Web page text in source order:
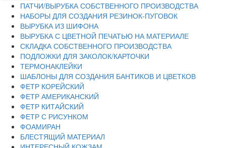
ПАТЧИ/ВЫРУБКА СОБСТВЕННОГО ПРОИЗВОДСТВА
НАБОРЫ ДЛЯ СОЗДАНИЯ РЕЗИНОК-ПУГОВОК
ВЫРУБКА ИЗ ШИФОНА
ВЫРУБКА С ЦВЕТНОЙ ПЕЧАТЬЮ НА МАТЕРИАЛЕ
СКЛАДКА СОБСТВЕННОГО ПРОИЗВОДСТВА
ПОДЛОЖКИ ДЛЯ ЗАКОЛОК/КАРТОЧКИ
ТЕРМОНАКЛЕЙКИ
ШАБЛОНЫ ДЛЯ СОЗДАНИЯ БАНТИКОВ И ЦВЕТКОВ
ФЕТР КОРЕЙСКИЙ
ФЕТР АМЕРИКАНСКИЙ
ФЕТР КИТАЙСКИЙ
ФЕТР С РИСУНКОМ
ФОАМИРАН
БЛЕСТЯЩИЙ МАТЕРИАЛ